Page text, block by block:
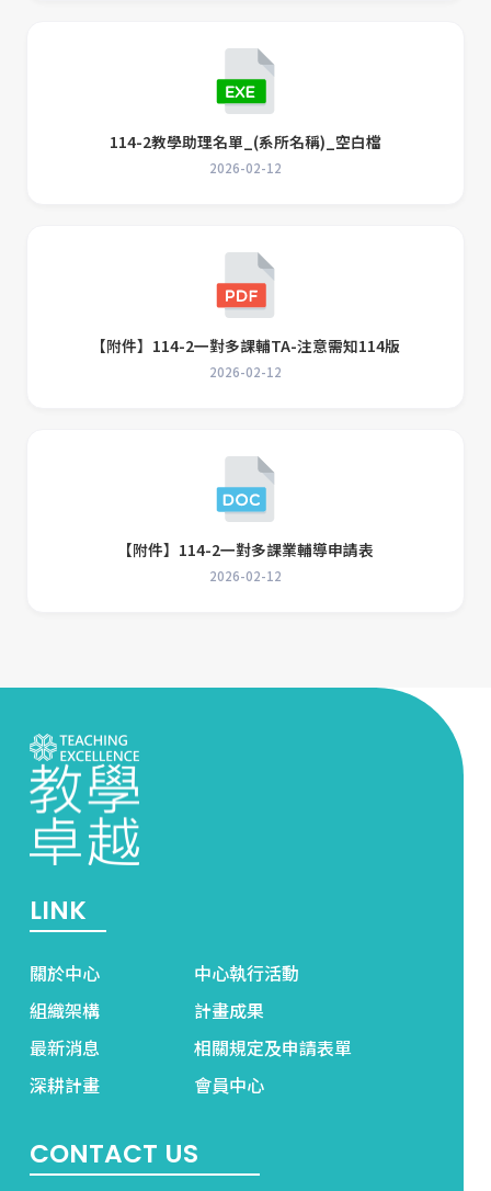
114-2教學助理名單_(系所名稱)_空白檔
2026-02-12
【附件】114-2一對多課輔TA-注意需知114版
2026-02-12
【附件】114-2一對多課業輔導申請表
2026-02-12
LINK
關於中心
中心執行活動
組織架構
計畫成果
最新消息
相關規定及申請表單
深耕計畫
會員中心
CONTACT US